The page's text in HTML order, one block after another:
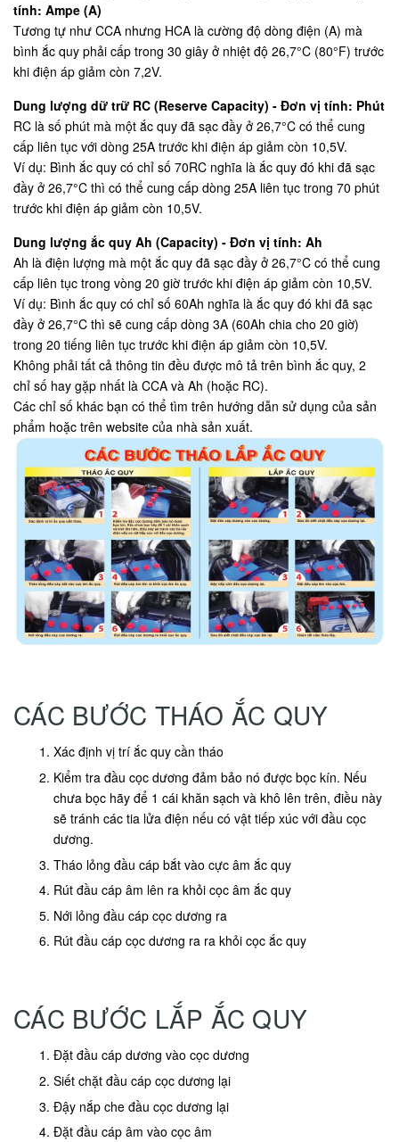
tính: Ampe (A)
Tương tự như CCA nhưng HCA là cường độ dòng điện (A) mà
bình ắc quy phải cấp trong 30 giây ở nhiệt độ 26,7°C (80°F) trước
khi điện áp giảm còn 7,2V.
Dung lượng dữ trữ RC (Reserve Capacity) - Đơn vị tính: Phút
RC là số phút mà một ắc quy đã sạc đầy ở 26,7°C có thể cung
cấp liên tục với dòng 25A trước khi điện áp giảm còn 10,5V.
Ví dụ: Bình ắc quy có chỉ số 70RC nghĩa là ắc quy đó khi đã sạc
đầy ở 26,7°C thì có thể cung cấp dòng 25A liên tục trong 70 phút
trước khi điện áp giảm còn 10,5V.
Dung lượng ắc quy Ah (Capacity) - Đơn vị tính: Ah
Ah là điện lượng mà một ắc quy đã sạc đầy ở 26,7°C có thể cung
cấp liên tục trong vòng 20 giờ trước khi điện áp giảm còn 10,5V.
Ví dụ: Bình ắc quy có chỉ số 60Ah nghĩa là ắc quy đó khi đã sạc
đầy ở 26,7°C thì sẽ cung cấp dòng 3A (60Ah chia cho 20 giờ)
trong 20 tiếng liên tục trước khi điện áp giảm còn 10,5V.
Không phải tất cả thông tin đều được mô tả trên bình ắc quy, 2
chỉ số hay gặp nhất là CCA và Ah (hoặc RC).
Các chỉ số khác bạn có thể tìm trên hướng dẫn sử dụng của sản
phẩm hoặc trên website của nhà sản xuất.
CÁC BƯỚC THÁO ẮC QUY
Xác định vị trí ắc quy cần tháo
Kiểm tra đầu cọc dương đảm bảo nó được bọc kín. Nếu
chưa bọc hãy để 1 cái khăn sạch và khô lên trên, điều này
sẽ tránh các tia lửa điện nếu có vật tiếp xúc với đầu cọc
dương.
Tháo lỏng đầu cáp bắt vào cực âm ắc quy
Rút đầu cáp âm lên ra khỏi cọc âm ắc quy
Nới lỏng đầu cáp cọc dương ra
Rút đầu cáp cọc dương ra ra khỏi cọc ắc quy
CÁC BƯỚC LẮP ẮC QUY
Đặt đầu cáp dương vào cọc dương
Siết chặt đầu cáp cọc dương lại
Đậy nắp che đầu cọc dương lại
Đặt đầu cáp âm vào cọc âm